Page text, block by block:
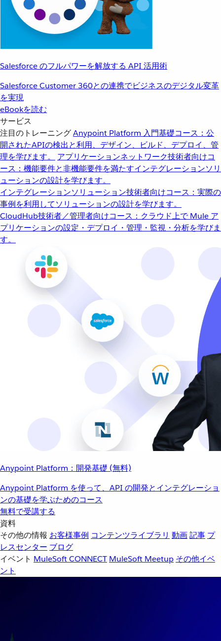
Salesforce のフルパワーを解放する API 活用術
Salesforce Customer 360との連携でビジネスのデジタル変革
を実現
eBookを読む
サービス
注目のトレーニングAnypoint Platform 入門基礎コース：公
開されたAPIの検出と利用、デザイン、ビルド、デプロイ、管
理を学びます。
アプリケーションネットワーク技術者向けコ
ース：機能要件と非機能要件を満たすインテグレーションソリ
ューションの設計を学びます。
インテグレーションソリューション技術者向けコース：実際の
事例を利用してソリューションの設計を学びます。
CloudHub技術者／管理者向けコース：クラウド上で Mule ア
プリケーションの設定・デプロイ・管理・監視・分析を学びま
す。
Anypoint Platform：開発基礎 (無料)
Anypoint Platform を使って、API の開発とインテグレーショ
ンの基礎を学ぶためのコース
無料で受講する
資料
その他の情報 お客様事例 コンテンツライブラリ 動画記事 プ
レスセンター ブログ
イベント MuleSoft CONNECT MuleSoft Meetup その他イベ
ント